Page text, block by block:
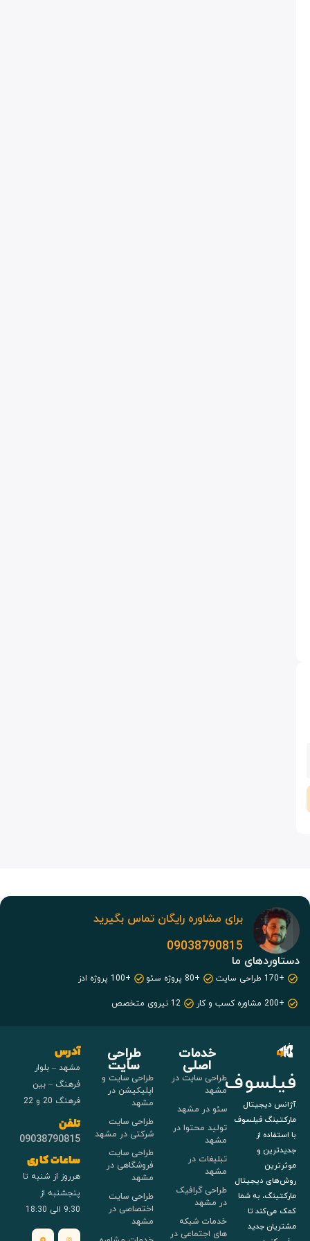
برای مشاوره رایگان تماس بگیرید
09038790815
دستاوردهای ما
+170 طراحی سایت +80 پروژه سئو
+100 پروژه ادز
+200 مشاوره کسب و کار
12 نیروی متخصص
فیلسوف
آژانس دیجیتال
مارکتینگ فیلسوف
با استفاده از
جدیدترین و
موثرترین
روش‌های دیجیتال
مارکتینگ، به شما
کمک می‌کند تا
مشتریان جدید
خدمات
اصلی
طراحی سایت در
مشهد
سئو در مشهد
تولید محتوا در
مشهد
تبلیغات در
مشهد
طراحی گرافیک
در مشهد
خدمات شبکه
های اجتماعی در
طراحی
سایت
طراحی سایت و
اپلیکیشن در
مشهد
طراحی سایت
شرکتی در مشهد
طراحی سایت
فروشگاهی در
مشهد
طراحی سایت
اختصاصی در
مشهد
آدرس
مشهد – بلوار
فرهنگ – بین
فرهنگ 20 و 22
تلفن
09038790815
ساعات کاری
هرروز از شنبه تا
پنجشنبه از
9:30 الی 18:30